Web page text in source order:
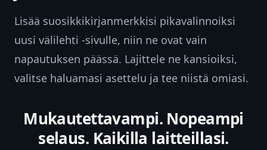
Lisää suosikkikirjanmerkkisi pikavalinnoiksi
uusi välilehti -sivulle, niin ne ovat vain
napautuksen päässä. Lajittele ne kansioiksi,
valitse haluamasi asettelu ja tee niistä omiasi.
Mukautettavampi. Nopeampi
selaus. Kaikilla laitteillasi.